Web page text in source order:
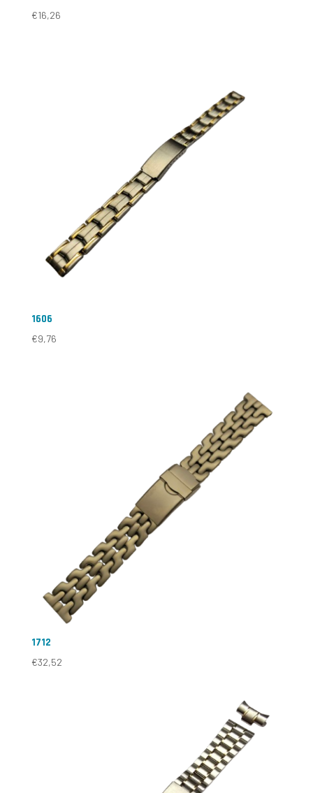
€16,26
1606
€9,76
1712
€32,52